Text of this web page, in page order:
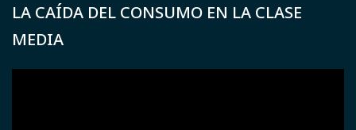
LA CAÍDA DEL CONSUMO EN LA CLASE
MEDIA